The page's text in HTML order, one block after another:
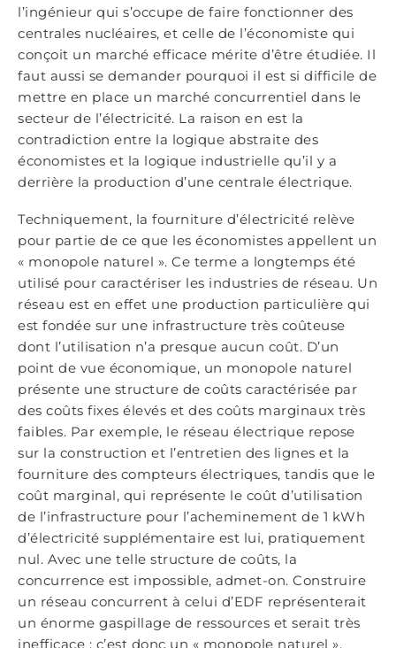
l’ingénieur qui s’occupe de faire fonctionner des
centrales nucléaires, et celle de l’économiste qui
conçoit un marché efficace mérite d’être étudiée. Il
faut aussi se demander pourquoi il est si difficile de
mettre en place un marché concurrentiel dans le
secteur de l’électricité. La raison en est la
contradiction entre la logique abstraite des
économistes et la logique industrielle qu’il y a
derrière la production d’une centrale électrique.
Techniquement, la fourniture d’électricité relève
pour partie de ce que les économistes appellent un
« monopole naturel ». Ce terme a longtemps été
utilisé pour caractériser les industries de réseau. Un
réseau est en effet une production particulière qui
est fondée sur une infrastructure très coûteuse
dont l’utilisation n’a presque aucun coût. D’un
point de vue économique, un monopole naturel
présente une structure de coûts caractérisée par
des coûts fixes élevés et des coûts marginaux très
faibles. Par exemple, le réseau électrique repose
sur la construction et l’entretien des lignes et la
fourniture des compteurs électriques, tandis que le
coût marginal, qui représente le coût d’utilisation
de l’infrastructure pour l’acheminement de 1 kWh
d’électricité supplémentaire est lui, pratiquement
nul. Avec une telle structure de coûts, la
concurrence est impossible, admet-on. Construire
un réseau concurrent à celui d’EDF représenterait
un énorme gaspillage de ressources et serait très
inefficace : c’est donc un « monopole naturel ».